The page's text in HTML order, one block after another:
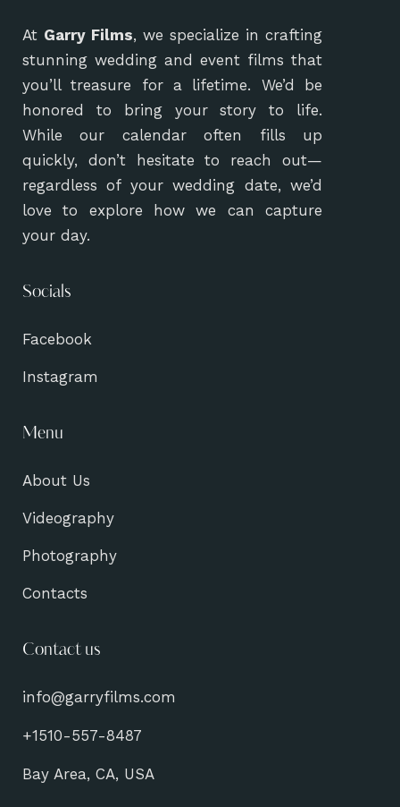
At Garry Films, we specialize in crafting
stunning wedding and event films that
you’ll treasure for a lifetime. We’d be
honored to bring your story to life.
While our calendar often fills up
quickly, don’t hesitate to reach out—
regardless of your wedding date, we’d
love to explore how we can capture
your day.
Socials
Facebook
Instagram
Menu
About Us
Videography
Photography
Contacts
Contact us
info@garryfilms.com
+1510-557-8487
Bay Area, CA, USA